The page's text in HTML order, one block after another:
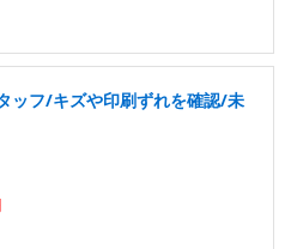
ッフ/キズや印刷ずれを確認/未